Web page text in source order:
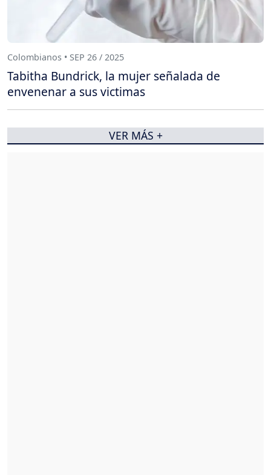
Colombianos • SEP 26 / 2025
Tabitha Bundrick, la mujer señalada de
envenenar a sus victimas
VER MÁS +